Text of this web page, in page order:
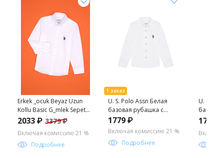
Erkek _ocuk Beyaz Uzun
Kollu Basic G_mlek Sepette
S_rpriz _ndirim
2033 ₽ 3379 ₽
Включая комиссию 21 %
Подробнее
U. S. Polo Assn Белая
базовая рубашка с
длинным рукавом для
мальчика
1779 ₽
Включая комиссию 21 %
Подробнее
U. S.